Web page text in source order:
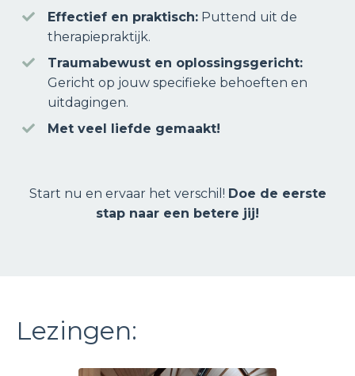
Effectief en praktisch: Puttend uit de
therapiepraktijk.
Traumabewust en oplossingsgericht:
Gericht op jouw specifieke behoeften en
uitdagingen.
Met veel liefde gemaakt!
Start nu en ervaar het verschil! Doe de eerste
stap naar een betere jij!
Lezingen: